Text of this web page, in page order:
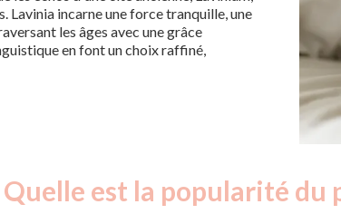
Lavinia incarne une force tranquille, une
les âges avec une grâce
en font un choix raffiné,
Quelle est la popularité du